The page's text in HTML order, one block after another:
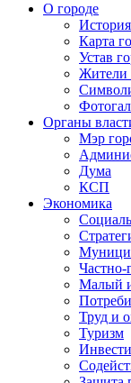
О городе
Карта
Устав
Жители
Органы
Мэр
Дума
КСП
Экономика
Частно-
Малый
Труд и
Туризм